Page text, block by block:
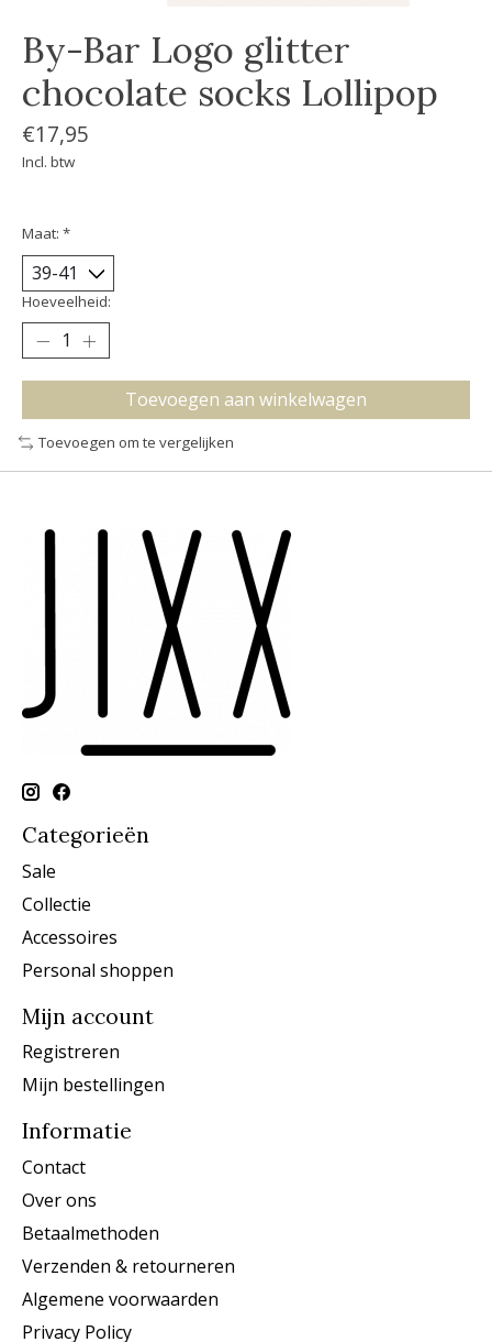
By-Bar Logo glitter
chocolate socks Lollipop
€17,95
Incl. btw
Maat: *
Hoeveelheid:
Toevoegen aan winkelwagen
Toevoegen om te vergelijken
Categorieën
Sale
Collectie
Accessoires
Personal shoppen
Mijn account
Registreren
Mijn bestellingen
Informatie
Contact
Over ons
Betaalmethoden
Verzenden & retourneren
Algemene voorwaarden
Privacy Policy